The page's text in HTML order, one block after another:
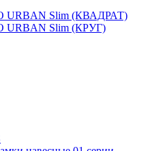
URBAN Slim (КВАДРАТ)
URBAN Slim (КРУГ)